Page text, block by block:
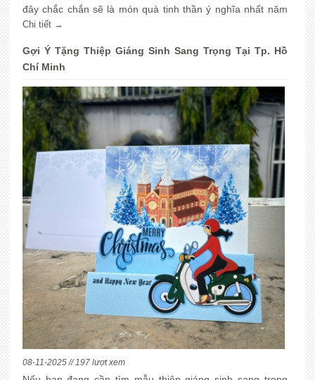
đây chắc chắn sẽ là món quà tinh thần ý nghĩa nhất năm
2026
Chi tiết →
Gợi Ý Tặng Thiệp Giáng Sinh Sang Trọng Tại Tp. Hồ
Chí Minh
08-11-2025 // 197 lượt xem